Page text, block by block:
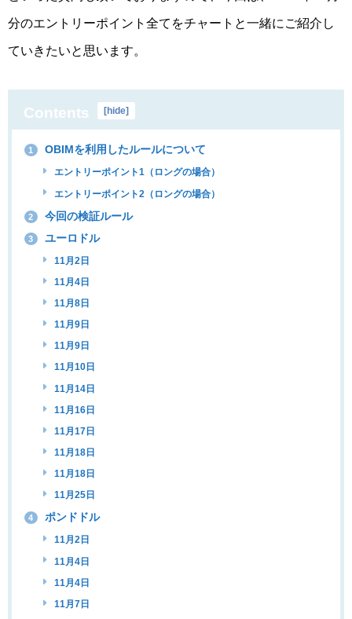
分のエントリーポイント全てをチャートと一緒にご紹介し
ていきたいと思います。
Contents [hide]
1 OBIMを利用したルールについて
エントリーポイント1（ロングの場合）
エントリーポイント2（ロングの場合）
2 今回の検証ルール
3 ユーロドル
11月2日
11月4日
11月8日
11月9日
11月9日
11月10日
11月14日
11月16日
11月17日
11月18日
11月18日
11月25日
4 ポンドドル
11月2日
11月4日
11月4日
11月7日